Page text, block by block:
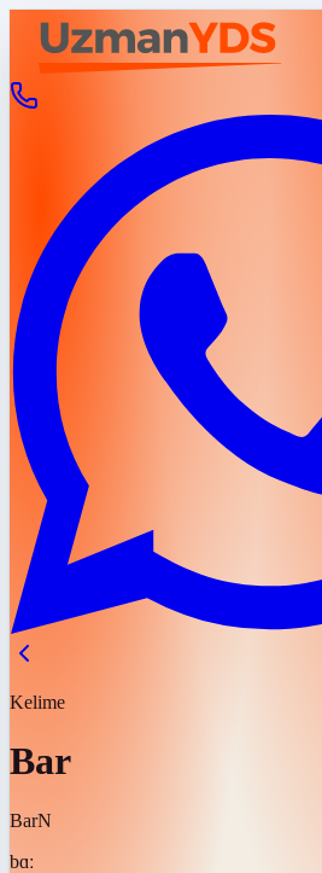
Kelime
Bar
BarN
bɑː